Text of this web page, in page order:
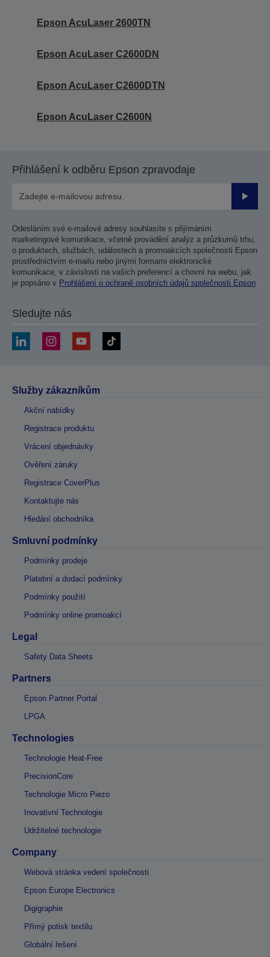
Epson AcuLaser 2600TN
Epson AcuLaser C2600DN
Epson AcuLaser C2600DTN
Epson AcuLaser C2600N
Přihlášení k odběru Epson zpravodaje
Odesláním své e-mailové adresy souhlasíte s přijímáním
marketingové komunikace, včetně provádění analýz a průzkumů trhu,
o produktech, službách, událostech a promoakcích společnosti Epson
prostřednictvím e-mailu nebo jinými formami elektronické
komunikace, v závislosti na vašich preferencí a chovní na webu, jak
je popsáno v Prohlášení o ochraně osobních údajů společnosti Epson
Sledujte nás
Služby zákazníkům
Akční nabídky
Registrace produktu
Vrácení objednávky
Ověření záruky
Registrace CoverPlus
Kontaktujte nás
Hledání obchodníka
Smluvní podmínky
Podmínky prodeje
Platební a dodací podmínky
Podmínky použití
Podmínky online promoakcí
Legal
Safety Data Sheets
Partners
Epson Partner Portal
LPGA
Technologies
Technologie Heat-Free
PrecisionCore
Technologie Micro Piezo
Inovativní Technologie
Udržitelné technologie
Company
Webová stránka vedení společnosti
Epson Europe Electronics
Digigraphie
Přímý potisk textilu
Globální řešení